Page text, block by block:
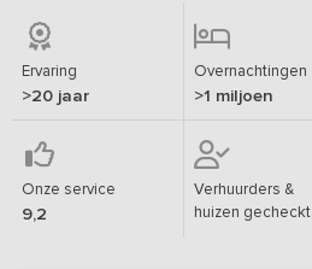
Ervaring
>20 jaar
Overnachtingen
>1 miljoen
Onze service
9,2
Verhuurders &
huizen gecheckt